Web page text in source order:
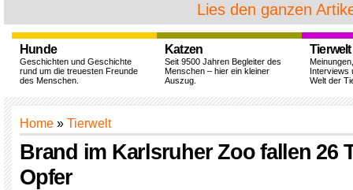
Lies den ganzen
Hunde
Geschichten und Geschichte
rund um die treuesten Freunde
des Menschen.
Katzen
Seit 9500 Jahren Begleiter des
Menschen – hier ein kleiner
Auszug.
Tierwelt
Interviews
Welt der
Home » Tierwelt
Brand im Karlsruher Zoo fallen 26
Opfer